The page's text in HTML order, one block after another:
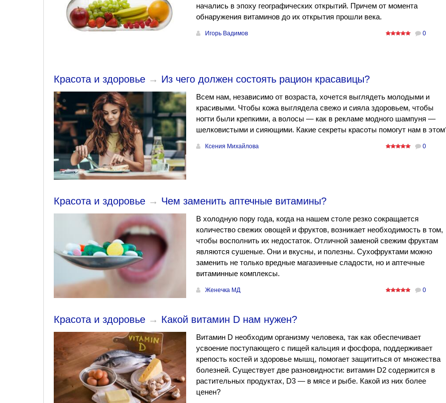
начались в эпоху географических открытий. Причем от момента
обнаружения витаминов до их открытия прошли века.
Игорь Вадимов 0
Красота и здоровье → Из чего должен состоять рацион красавицы?
Всем нам, независимо от возраста, хочется выглядеть молодыми и
красивыми. Чтобы кожа выглядела свежо и сияла здоровьем, чтобы
ногти были крепкими, а волосы — как в рекламе модного шампуня —
шелковистыми и сияющими. Какие секреты красоты помогут нам в
Ксения Михайлова 0
Красота и здоровье → Чем заменить аптечные витамины?
В холодную пору года, когда на нашем столе резко сокращается
количество свежих овощей и фруктов, возникает необходимость в том,
чтобы восполнить их недостаток. Отличной заменой свежим фруктам
являются сушеные. Они и вкусны, и полезны. Сухофруктами можно
заменить не только вредные магазинные сладости, но и аптечные
витаминные комплексы.
Женечка МД 0
Красота и здоровье → Какой витамин D нам нужен?
Витамин D необходим организму человека, так как обеспечивает
усвоение поступающего с пищей кальция и фосфора, поддерживает
крепость костей и здоровье мышц, помогает защититься от множества
болезней. Существует две разновидности: витамин D2 содержится в
растительных продуктах, D3 — в мясе и рыбе. Какой из них более
ценен?